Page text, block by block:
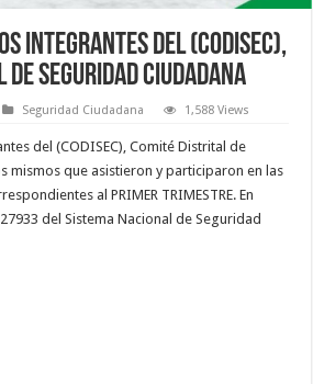
Integrantes del (CODISEC),
Seguridad Ciudadana
Seguridad Ciudadana 1,588 Views
del (CODISEC), Comité Distrital de
mismos que asistieron y participaron en las
al PRIMER TRIMESTRE. En
del Sistema Nacional de Seguridad